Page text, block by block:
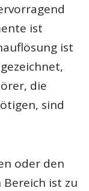
ist
ist
die
sind
oder den
ist zu